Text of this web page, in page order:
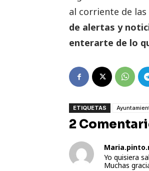
al corriente de las
de alertas y
enterarte de lo
ETIQUETAS
2
Yo quisiera
Muchas